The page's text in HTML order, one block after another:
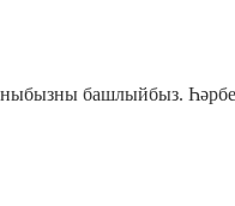
башлыйбыз.